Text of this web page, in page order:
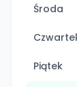
Środa
Piątek